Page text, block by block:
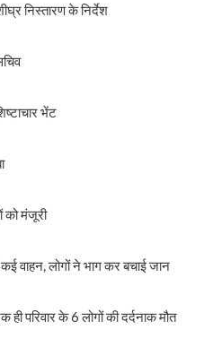
निस्तारण के निर्देश
भेंट
को मंजूरी
वाहन, लोगों ने भाग कर बचाई जान
परिवार के 6 लोगों की दर्दनाक मौत